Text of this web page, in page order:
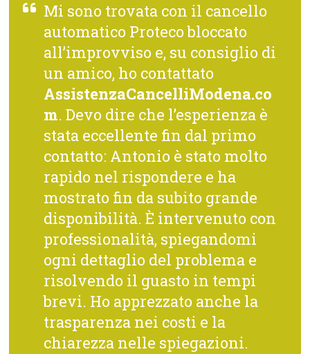
Mi sono trovata con il cancello
automatico Proteco bloccato
all’improvviso e, su consiglio di
un amico, ho contattato
AssistenzaCancelliModena.co
m. Devo dire che l’esperienza è
stata eccellente fin dal primo
contatto: Antonio è stato molto
rapido nel rispondere e ha
mostrato fin da subito grande
disponibilità. È intervenuto con
professionalità, spiegandomi
ogni dettaglio del problema e
risolvendo il guasto in tempi
brevi. Ho apprezzato anche la
trasparenza nei costi e la
chiarezza nelle spiegazioni.